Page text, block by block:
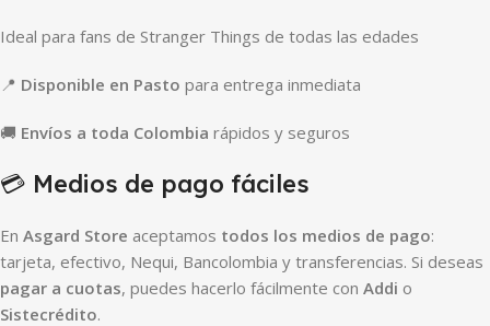
Ideal para fans de Stranger Things de todas las edades
📍 Disponible en Pasto para entrega inmediata
🚚 Envíos a toda Colombia rápidos y seguros
💳 Medios de pago fáciles
En Asgard Store aceptamos todos los medios de pago:
tarjeta, efectivo, Nequi, Bancolombia y transferencias. Si deseas
pagar a cuotas, puedes hacerlo fácilmente con Addi o
Sistecrédito.